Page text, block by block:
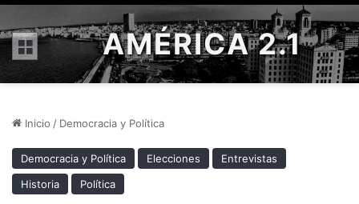
Menú AMÉRICA 2.1
Inicio / Democracia y Política
Democracia y Política Elecciones
Entrevistas
Historia
Política